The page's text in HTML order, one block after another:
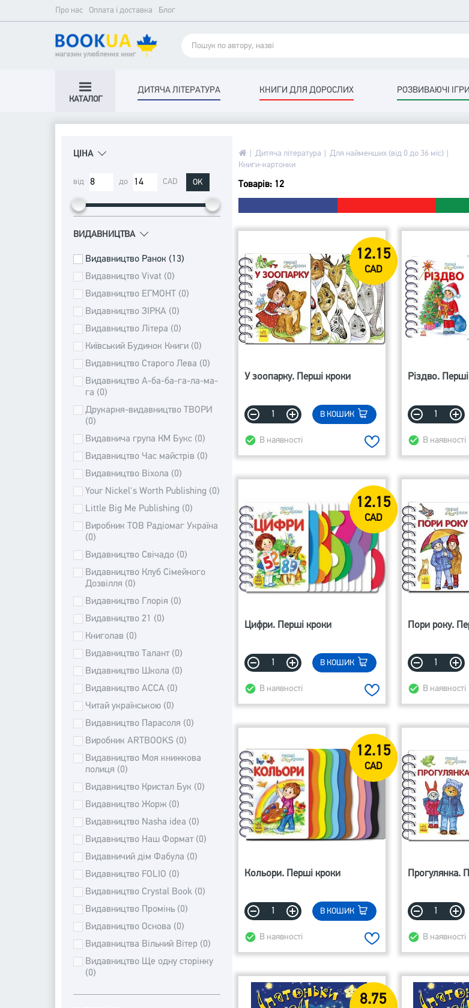
Про нас Оплата і доставка Блог
КАТАЛОГ
ДИТЯЧА ЛІТЕРАТУРА КНИГИ ДЛЯ ДОРОСЛИХ РОЗВИВАЮЧІ ІГРИ
Дитяча література
Для найменших (від 0 до 36 міс)
Книги-картонки
Товарів: 12
12.15
CAD
У зоопарку. Перші кроки
В КОШИК
В наявності
Різдво.
В наявності
12.15
CAD
Цифри. Перші кроки
В КОШИК
В наявності
Пори року.
В наявності
12.15
CAD
Кольори. Перші кроки
В КОШИК
В наявності
Прогулянка.
В наявності
8.75
ЦІНА
від до CAD OK
BИДАВНИЦТВА
Видавництво Ранок (13)
Видавництво Vivat (0)
Видавництво ЕГМОНТ (0)
Видавництво ЗІРКА (0)
Видавництво Літера (0)
Київський Будинок Книги (0)
Видавництво Старого Лева (0)
Видавництво А-ба-ба-га-ла-ма-
га (0)
Друкарня-видавництво ТВОРИ
(0)
Видавнича група КМ Букс (0)
Видавництво Час майстрів (0)
Видавництво Віхола (0)
Your Nickel's Worth Publishing (0)
Little Big Me Publishing (0)
Виробник ТОВ Радіомаг Україна
(0)
Видавництво Свічадо (0)
Видавництво Клуб Сімейного
Дозвілля (0)
Видавництво Глорія (0)
Видавництво 21 (0)
Книголав (0)
Видавництво Талант (0)
Видавництво Школа (0)
Видавництво АССА (0)
Читай українською (0)
Видавництво Парасоля (0)
Виробник ARTBOOKS (0)
Видавництво Моя книжкова
полиця (0)
Видавництво Кристал Бук (0)
Видавництво Жорж (0)
Видавництво Nasha idea (0)
Видавництво Наш Формат (0)
Видавничий дім Фабула (0)
Видавництво FOLIO (0)
Видавництво Crystal Book (0)
Видавництво Промінь (0)
Видавництво Основа (0)
Видавництва Вільний Вітeр (0)
Видавництвo Ще одну сторінку
(0)